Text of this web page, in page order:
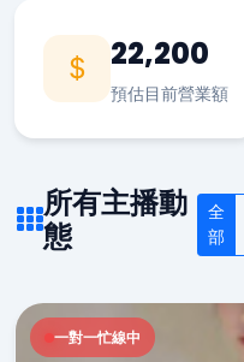
22,200
預估目前營業額
所有主播動
態
全
部
一對一忙線中